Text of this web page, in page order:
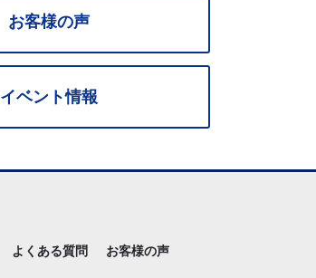
お客様の声
イベント情報
よくある質問 お客様の声